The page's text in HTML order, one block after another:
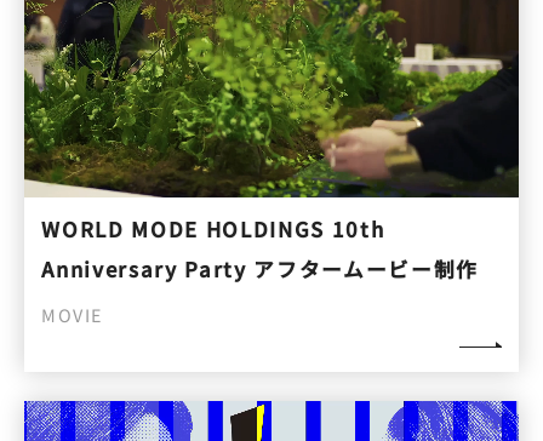
WORLD MODE HOLDINGS 10th
Anniversary Party アフタームービー制作
MOVIE